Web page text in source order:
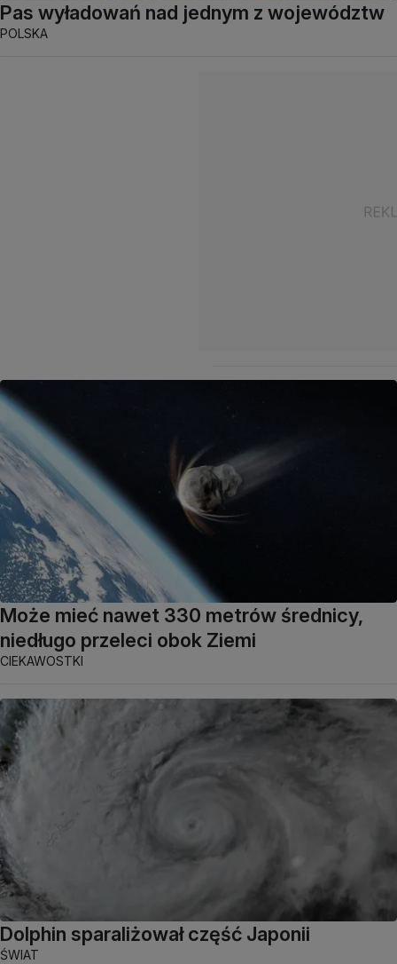
Pas wyładowań nad jednym z województw
POLSKA
Może mieć nawet 330 metrów średnicy,
niedługo przeleci obok Ziemi
CIEKAWOSTKI
Dolphin sparaliżował część Japonii
ŚWIAT